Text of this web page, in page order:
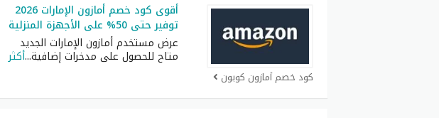
كود خصم أمازون كوبون
أقوى كود خصم أمازون الإمارات 2026
توفير حتى 50% على الأجهزة المنزلية
عرض مستخدم أمازون الإمارات الجديد
متاح للحصول على مدخرات إضافية...أكثر